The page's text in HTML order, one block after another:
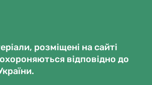
розміщені на сайті
відповідно до